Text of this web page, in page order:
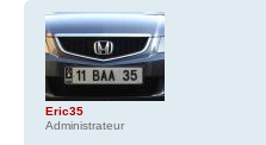
Eric35
Administrateur